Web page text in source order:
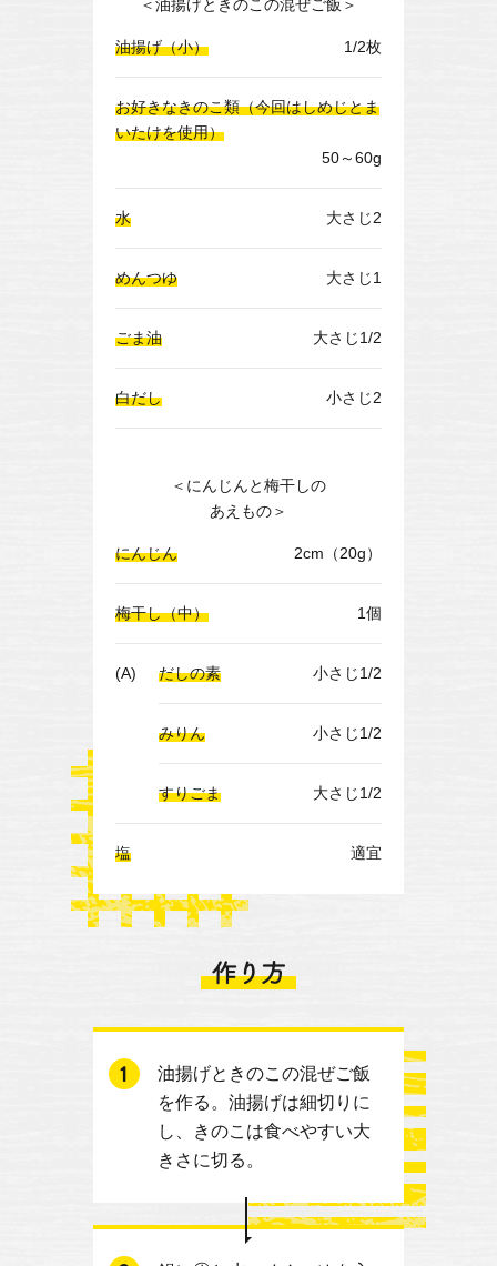
＜油揚げときのこの混ぜご飯＞
油揚げ（小） 1/2枚
お好きなきのこ類（今回はしめじとま
いたけを使用）
50～60g
水 大さじ2
めんつゆ 大さじ1
ごま油 大さじ1/2
白だし 小さじ2
＜にんじんと梅干しの
あえもの＞
にんじん 2cm（20g）
梅干し（中） 1個
(A) だしの素 小さじ1/2
みりん 小さじ1/2
すりごま 大さじ1/2
塩 適宜
油揚げときのこの混ぜご飯
を作る。油揚げは細切りに
し、きのこは食べやすい大
きさに切る。